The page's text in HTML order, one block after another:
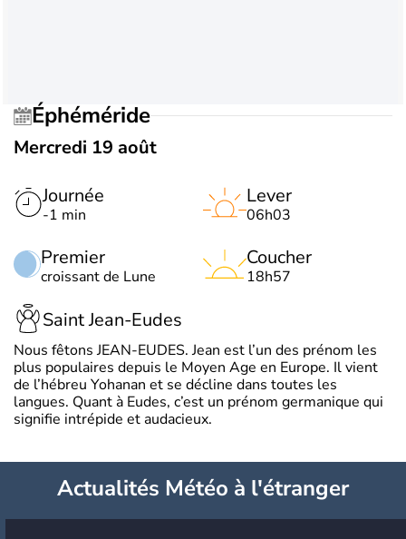
Éphéméride
Mercredi 19 août
Journée
-1 min
Premier
croissant de Lune
Lever
06h03
Coucher
18h57
Saint Jean-Eudes
Nous fêtons JEAN-EUDES. Jean est l’un des prénom les
plus populaires depuis le Moyen Age en Europe. Il vient
de l’hébreu Yohanan et se décline dans toutes les
langues. Quant à Eudes, c’est un prénom germanique qui
signifie intrépide et audacieux.
Actualités Météo à l'étranger